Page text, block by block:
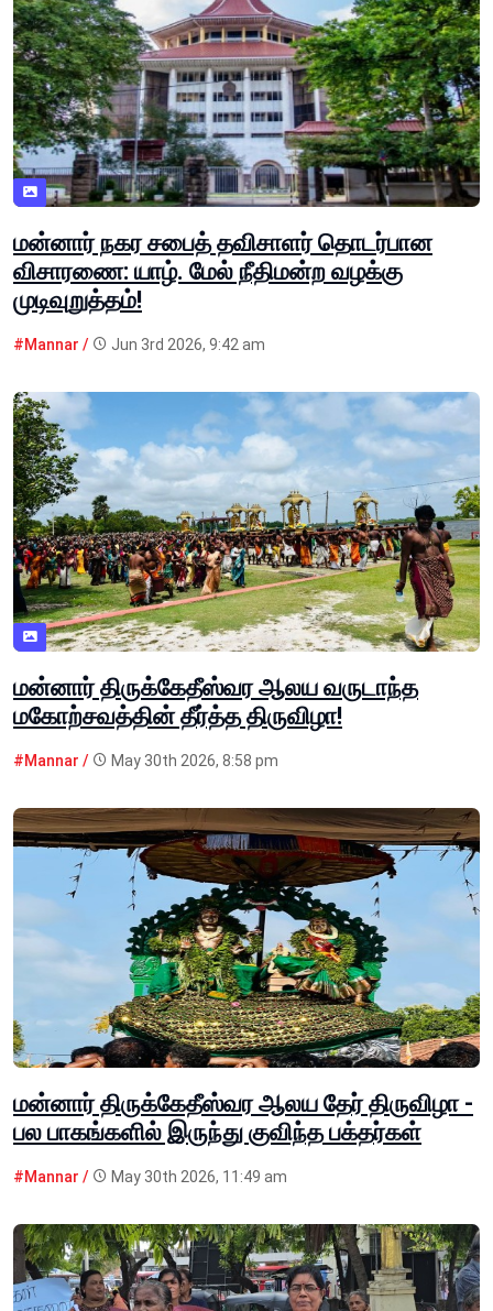
மன்னார் நகர சபைத் தவிசாளர் தொடர்பான
விசாரணை: யாழ். மேல் நீதிமன்ற வழக்கு
முடிவுறுத்தம்!
#Mannar / Jun 3rd 2026, 9:42 am
மன்னார் திருக்கேதீஸ்வர ஆலய வருடாந்த
மகோற்சவத்தின் தீர்த்த திருவிழா!
#Mannar / May 30th 2026, 8:58 pm
மன்னார் திருக்கேதீஸ்வர ஆலய தேர் திருவிழா -
பல பாகங்களில் இருந்து குவிந்த பக்தர்கள்
#Mannar / May 30th 2026, 11:49 am